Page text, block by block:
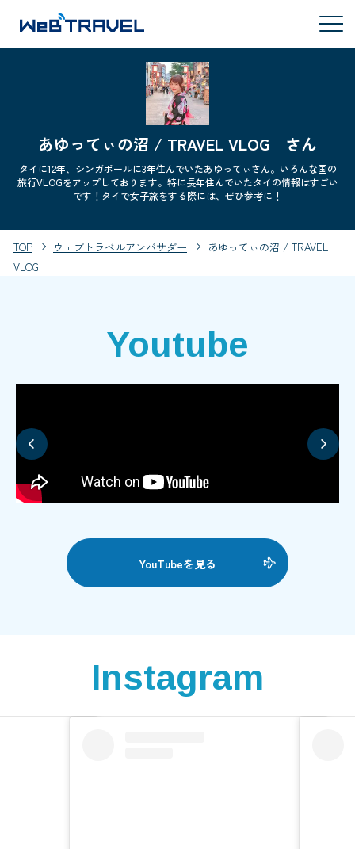
あゆってぃの沼 / TRAVEL VLOG さん
タイに12年、シンガポールに3年住んでいたあゆってぃさん。いろんな国の
旅行VLOGをアップしております。特に長年住んでいたタイの情報はすごい
です！タイで女子旅をする際には、ぜひ参考に！
TOP ウェブトラベルアンバサダー
あゆってぃの沼 / TRAVEL
VLOG
Youtube
YouTubeを見る
Instagram